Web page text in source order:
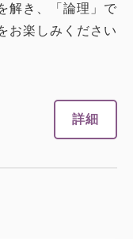
解き、「論理」で
お楽しみください
詳細